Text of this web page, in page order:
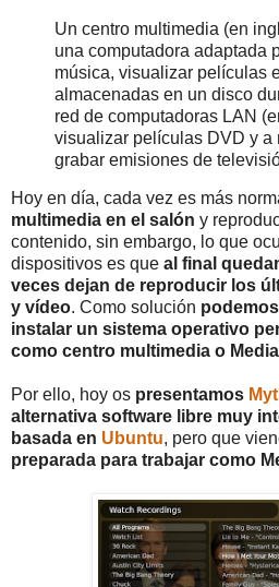
Un centro multimedia (en
una computadora adaptada
música, visualizar películas
almacenadas en un disco
red de computadoras LAN
visualizar películas DVD y a
grabar emisiones de
Hoy en día, cada vez es más
multimedia en el salón y
contenido, sin embargo, lo que
dispositivos es que al final
veces dejan de reproducir los
y vídeo. Como solución
instalar un sistema operativo
como centro multimedia o
Por ello, hoy os presentamos
alternativa software libre muy
basada en Ubuntu, pero que
preparada para trabajar como